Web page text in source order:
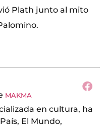
Plath junto al mito
MAKMA
en cultura, ha
El Mundo,